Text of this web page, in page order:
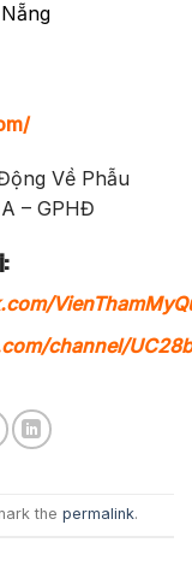
Về Phẫu
– GPHĐ
channel/
the permalink.